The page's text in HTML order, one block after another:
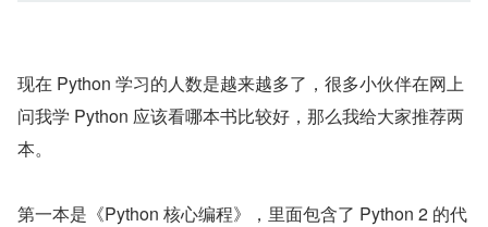
现在 Python 学习的人数是越来越多了，很多小伙伴在网上
问我学 Python 应该看哪本书比较好，那么我给大家推荐两
本。
第一本是《Python 核心编程》，里面包含了 Python 2 的代